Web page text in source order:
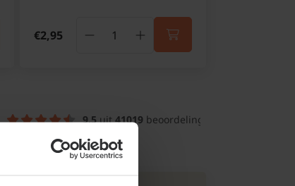
€2,95
9.5 uit 41019 beoordelingen